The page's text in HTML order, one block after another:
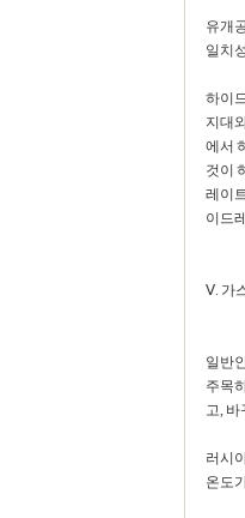
유개
일치
하이
지대
에서
것이
레이
이드
Ⅴ. 가
일반
주목
고,
러시
온도